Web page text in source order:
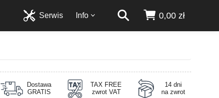
0,00 zł
Info
Serwis
Dostawa
GRATIS
TAX FREE
zwrot VAT
14 dni
na zwrot